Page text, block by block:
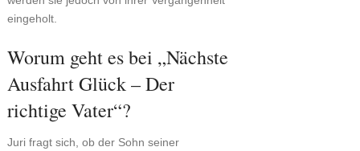
eingeholt.
Worum geht es bei „Nächste
Ausfahrt Glück – Der
richtige Vater“?
Juri fragt sich, ob der Sohn seiner